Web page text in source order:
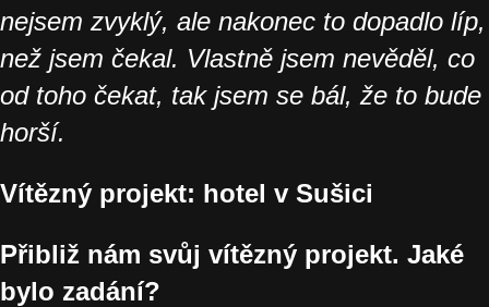
nejsem zvyklý, ale nakonec to dopadlo líp,
než jsem čekal. Vlastně jsem nevěděl, co
od toho čekat, tak jsem se bál, že to bude
horší.
Vítězný projekt: hotel v Sušici
Přibliž nám svůj vítězný projekt. Jaké
bylo zadání?